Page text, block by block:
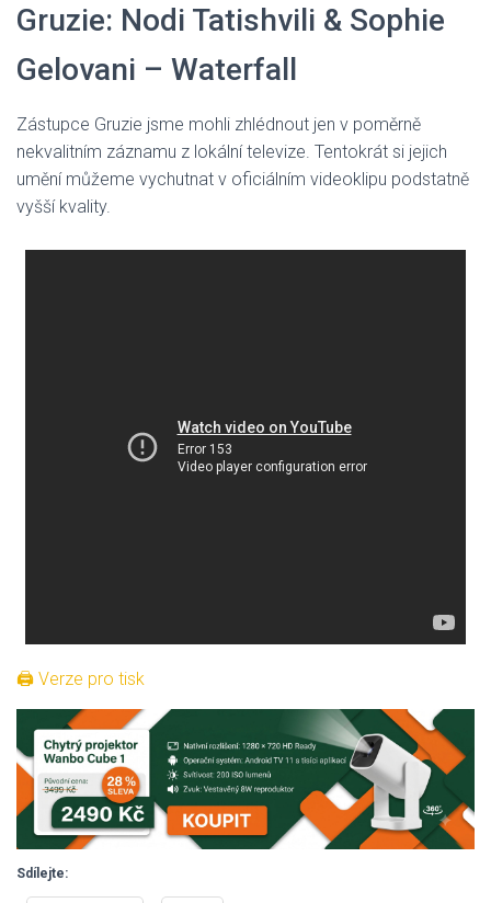
Gruzie: Nodi Tatishvili & Sophie
Gelovani – Waterfall
Zástupce Gruzie jsme mohli zhlédnout jen v poměrně
nekvalitním záznamu z lokální televize. Tentokrát si jejich
umění můžeme vychutnat v oficiálním videoklipu podstatně
vyšší kvality.
🖨 Verze pro tisk
Sdílejte: